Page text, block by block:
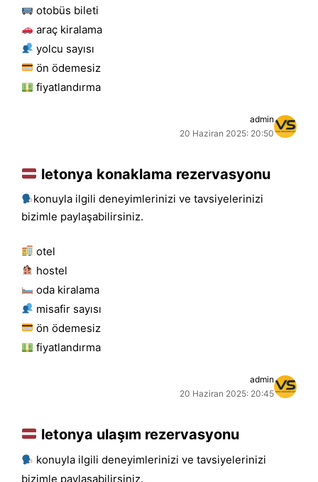
otobüs bileti
araç kiralama
yolcu sayısı
ön ödemesiz
fiyatlandırma
admin
20 Haziran 2025: 20:50
letonya konaklama rezervasyonu
konuyla ilgili deneyimlerinizi ve tavsiyelerinizi
bizimle paylaşabilirsiniz.
otel
hostel
oda kiralama
misafir sayısı
ön ödemesiz
fiyatlandırma
admin
20 Haziran 2025: 20:45
letonya ulaşım rezervasyonu
konuyla ilgili deneyimlerinizi ve tavsiyelerinizi
bizimle paylaşabilirsiniz.